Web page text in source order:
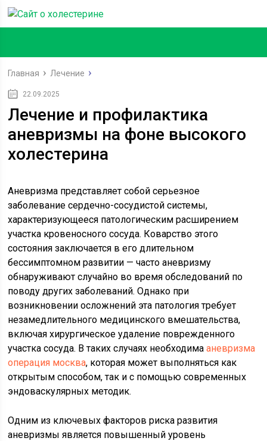
Главная Лечение
22.09.2025
Лечение и профилактика
аневризмы на фоне высокого
холестерина
Аневризма представляет собой серьезное
заболевание сердечно-сосудистой системы,
характеризующееся патологическим расширением
участка кровеносного сосуда. Коварство этого
состояния заключается в его длительном
бессимптомном развитии — часто аневризму
обнаруживают случайно во время обследований по
поводу других заболеваний. Однако при
возникновении осложнений эта патология требует
незамедлительного медицинского вмешательства,
включая хирургическое удаление поврежденного
участка сосуда. В таких случаях необходимааневризма
операция москва, которая может выполняться как
открытым способом, так и с помощью современных
эндоваскулярных методик.
Одним из ключевых факторов риска развития
аневризмы является повышенный уровень